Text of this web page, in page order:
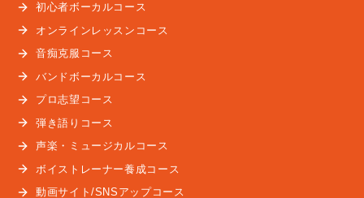
初心者ボーカルコース
オンラインレッスンコース
音痴克服コース
バンドボーカルコース
プロ志望コース
弾き語りコース
声楽・ミュージカルコース
ボイストレーナー養成コース
動画サイト/SNSアップコース